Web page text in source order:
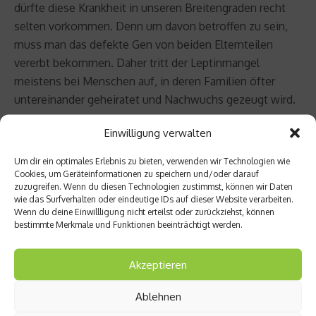
Einwilligung verwalten
Um dir ein optimales Erlebnis zu bieten, verwenden wir Technologien wie
Cookies, um Geräteinformationen zu speichern und/oder darauf
zuzugreifen. Wenn du diesen Technologien zustimmst, können wir Daten
wie das Surfverhalten oder eindeutige IDs auf dieser Website verarbeiten.
Wenn du deine Einwillligung nicht erteilst oder zurückziehst, können
bestimmte Merkmale und Funktionen beeinträchtigt werden.
Akzeptieren
Ablehnen
dürfte diese Krankheit in unseren Breitengraden recht
selten vorkommen. Denn um davon betroffen zu sein,
muss man das defekte Gen von beiden Elternteilen
vererbt bekommen. Daher tritt der Leptinmangel
meistens bei Menschen auf, in deren Familien öfter
untereinander geheiratet und Nachwuchs gezeugt wird.
Leptin ist ein Fettstoffwechselhormon, das im
wenn sich ein Sättigungsgefühl eingestellt hat. Bleibt
das Signal aus, weil zu wenig Leptin vorhanden ist, weiß
das Gehirn nicht, dass der Körper schon satt ist und
fordert immer weiter Nahrung. Man lebt also in einem
nicht medizinisch behandeln lässt.